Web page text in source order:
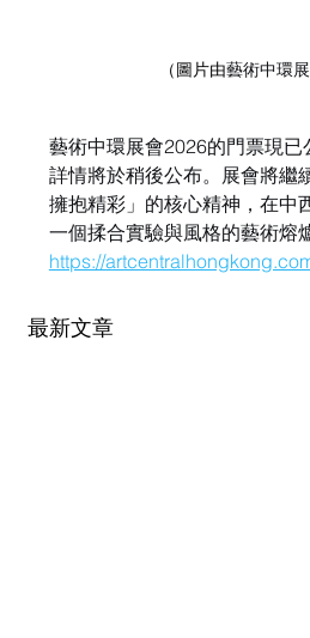
（圖片由藝術中環
藝術中環展會2026的門票現已
詳情將於稍後公布。展會將繼
擁抱精彩」的核心精神，在中
一個揉合實驗與風格的藝術熔
https://
最新文章